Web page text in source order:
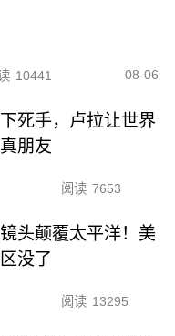
10441 08-06
死手，卢拉让世界
朋友
阅读 7653
头颠覆太平洋！美
没了
阅读 13295